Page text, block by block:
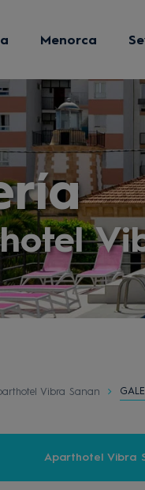
Menorca
Vibra Sanan
Aparthotel Vibra